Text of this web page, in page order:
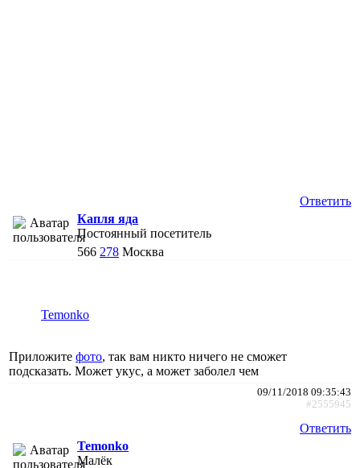
Ответить
Капля яда
Постоянный посетитель
566 278 Москва
Temonko
Приложите фото, так вам никто ничего не сможет
подсказать. Может укус, а может заболел чем
09/11/2018 09:35:43
#2555945
Ответить
Temonko
Малёк